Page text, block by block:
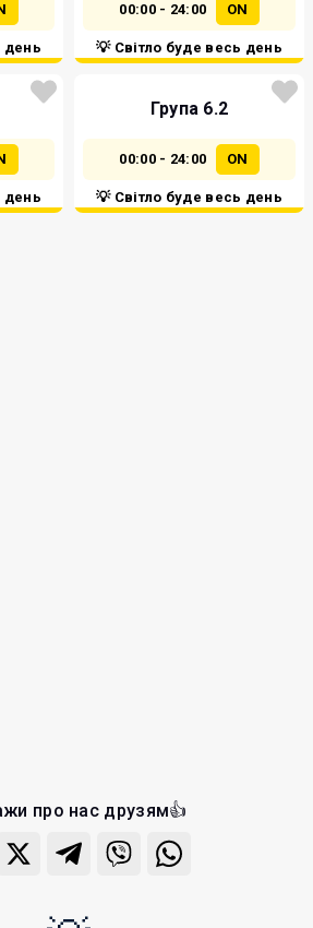
день
00:00 - 24:00 ON
💡 Світло буде весь день
день
Група 6.2
00:00 - 24:00 ON
💡 Світло буде весь день
про нас друзям👍